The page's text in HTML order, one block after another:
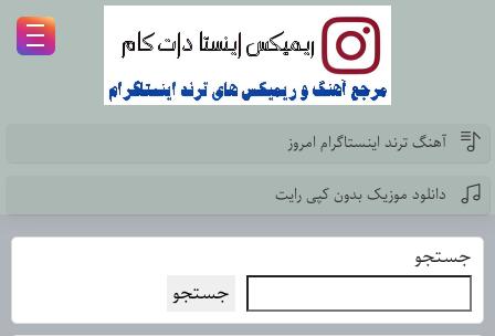
آهنگ ترند اینستاگرام امروز
دانلود موزیک بدون کپی رایت
جستجو
جستجو